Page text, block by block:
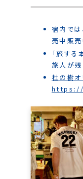
宿内では
売中販売
「旅する
旅人が残
杜の樹